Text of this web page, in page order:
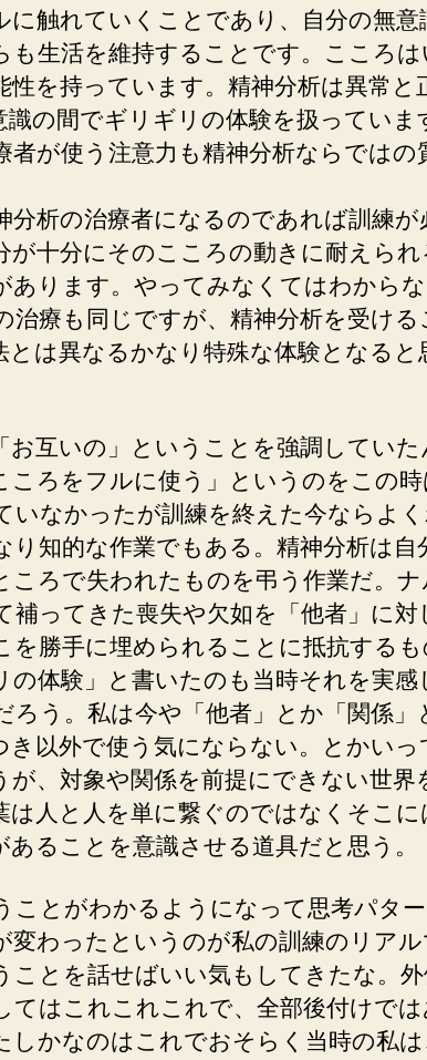
に触れていくことであり、自分の無意
も生活を維持することです。こころは
性を持っています。精神分析は異常と
識の間でギリギリの体験を扱っていま
者が使う注意力も精神分析ならではの
分析の治療者になるのであれば訓練が
が十分にそのこころの動きに耐えられ
あります。やってみなくてはわからな
治療も同じですが、精神分析を受ける
とは異なるかなり特殊な体験となると
お互いの」ということを強調していた
ころをフルに使う」というのをこの時
いなかったが訓練を終えた今ならよ
り知的な作業でもある。精神分析は自
ころで失われたものを弔う作業だ。ナ
補ってきた喪失や欠如を「他者」に対
を勝手に埋められることに抵抗するも
の体験」と書いたのも当時それを実感
ろう。私は今や「他者」とか「関係」
き以外で使う気にならない。とかいっ
が、対象や関係を前提にできない世界
は人と人を単に繋ぐのではなくそこに
あることを意識させる道具だと思う。
ことがわかるようになって思考パター
変わったというのが私の訓練のリアル
ことを話せばいい気もしてきたな。外
てはこれこれこれで、全部後付けでは
しかなのはこれでおそらく当時の私は